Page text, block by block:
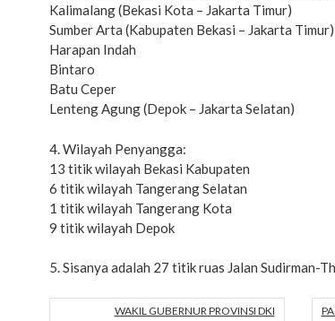
Kalimalang (Bekasi Kota – Jakarta Timur)
Sumber Arta (Kabupaten Bekasi – Jakarta Timur)
Harapan Indah
Bintaro
Batu Ceper
Lenteng Agung (Depok – Jakarta Selatan)
4. Wilayah Penyangga:
13 titik wilayah Bekasi Kabupaten
6 titik wilayah Tangerang Selatan
1 titik wilayah Tangerang Kota
9 titik wilayah Depok
5. Sisanya adalah 27 titik ruas Jalan Sudirman-
WAKIL GUBERNUR PROVINSI DKI